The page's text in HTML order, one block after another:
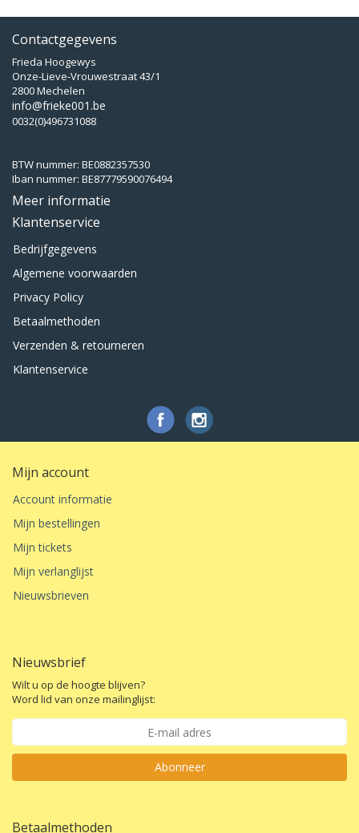
Contactgegevens
Frieda Hoogewys
Onze-Lieve-Vrouwestraat 43/1
2800 Mechelen
info@frieke001.be
0032(0)496731088
BTW nummer: BE0882357530
Iban nummer: BE87779590076494
Meer informatie
Klantenservice
Bedrijfgegevens
Algemene voorwaarden
Privacy Policy
Betaalmethoden
Verzenden & retourneren
Klantenservice
Mijn account
Account informatie
Mijn bestellingen
Mijn tickets
Mijn verlanglijst
Nieuwsbrieven
Nieuwsbrief
Wilt u op de hoogte blijven?
Word lid van onze mailinglijst:
Abonneer
Betaalmethoden